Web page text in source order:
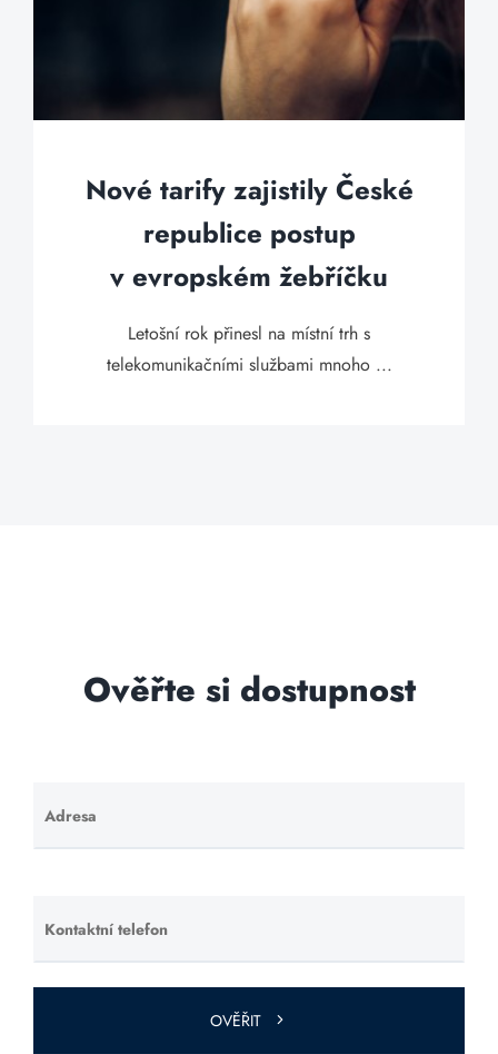
Nové tarify zajistily České
republice postup
v evropském žebříčku
Letošní rok přinesl na místní trh s
telekomunikačními službami mnoho ...
Ověřte si dostupnost
Adresa
Ponechte
toto pole
Kontaktní telefon
Ponechte
toto pole
prázdné.
OVĚŘIT